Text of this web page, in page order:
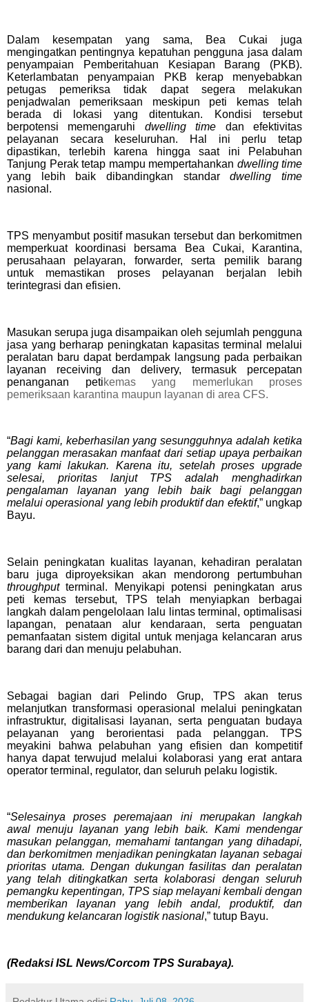
Dalam kesempatan yang sama, Bea Cukai juga
mengingatkan pentingnya kepatuhan pengguna jasa dalam
penyampaian Pemberitahuan Kesiapan Barang (PKB).
Keterlambatan penyampaian PKB kerap menyebabkan
petugas pemeriksa tidak dapat segera melakukan
penjadwalan pemeriksaan meskipun peti kemas telah
berada di lokasi yang ditentukan. Kondisi tersebut
berpotensi memengaruhi dwelling time dan efektivitas
pelayanan secara keseluruhan. Hal ini perlu tetap
dipastikan, terlebih karena hingga saat ini Pelabuhan
Tanjung Perak tetap mampu mempertahankan dwelling time
yang lebih baik dibandingkan standardwelling time
nasional.
TPS menyambut positif masukan tersebut dan berkomitmen
memperkuat koordinasi bersama Bea Cukai, Karantina,
perusahaan pelayaran, forwarder, serta pemilik barang
untuk memastikan proses pelayanan berjalan lebih
terintegrasi dan efisien.
Masukan serupa juga disampaikan oleh sejumlah pengguna
jasa yang berharap peningkatan kapasitas terminal melalui
peralatan baru dapat berdampak langsung pada perbaikan
layanan receiving dan delivery, termasuk percepatan
penanganan petikemas yang memerlukan proses
pemeriksaan karantina maupun layanan di area CFS.
“Bagi kami, keberhasilan yang sesungguhnya adalah ketika
pelanggan merasakan manfaat dari setiap upaya perbaikan
yang kami lakukan. Karena itu, setelah proses upgrade
selesai, prioritas lanjut TPS adalah menghadirkan
pengalaman layanan yang lebih baik bagi pelanggan
melalui operasional yang lebih produktif dan efektif,” ungkap
Bayu.
Selain peningkatan kualitas layanan, kehadiran peralatan
baru juga diproyeksikan akan mendorong pertumbuhan
throughputterminal. Menyikapi potensi peningkatan arus
peti kemas tersebut, TPS telah menyiapkan berbagai
langkah dalam pengelolaan lalu lintas terminal, optimalisasi
lapangan, penataan alur kendaraan, serta penguatan
pemanfaatan sistem digital untuk menjaga kelancaran arus
barang dari dan menuju pelabuhan.
Sebagai bagian dari Pelindo Grup, TPS akan terus
melanjutkan transformasi operasional melalui peningkatan
infrastruktur, digitalisasi layanan, serta penguatan budaya
pelayanan yang berorientasi pada pelanggan. TPS
meyakini bahwa pelabuhan yang efisien dan kompetitif
hanya dapat terwujud melalui kolaborasi yang erat antara
operator terminal, regulator, dan seluruh pelaku logistik.
“Selesainya proses peremajaan ini merupakan langkah
awal menuju layanan yang lebih baik. Kami mendengar
masukan pelanggan, memahami tantangan yang dihadapi,
dan berkomitmen menjadikan peningkatan layanan sebagai
prioritas utama. Dengan dukungan fasilitas dan peralatan
yang telah ditingkatkan serta kolaborasi dengan seluruh
pemangku kepentingan, TPS siap melayani kembali dengan
memberikan layanan yang lebih andal, produktif, dan
mendukung kelancaran logistik nasional,” tutup Bayu.
(Redaksi ISL News/Corcom TPS Surabaya).